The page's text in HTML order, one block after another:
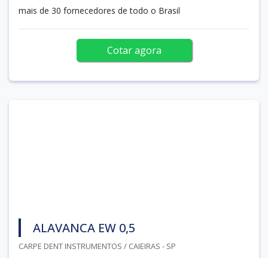
mais de 30 fornecedores de todo o Brasil
Cotar agora
ALAVANCA EW 0,5
CARPE DENT INSTRUMENTOS / CAIEIRAS - SP